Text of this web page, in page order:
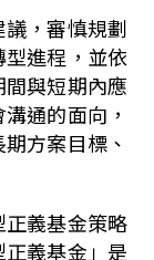
，審慎規劃
進程，並依
與短期內應
通的面向，
方案目標、
義基金策略
義基金」是